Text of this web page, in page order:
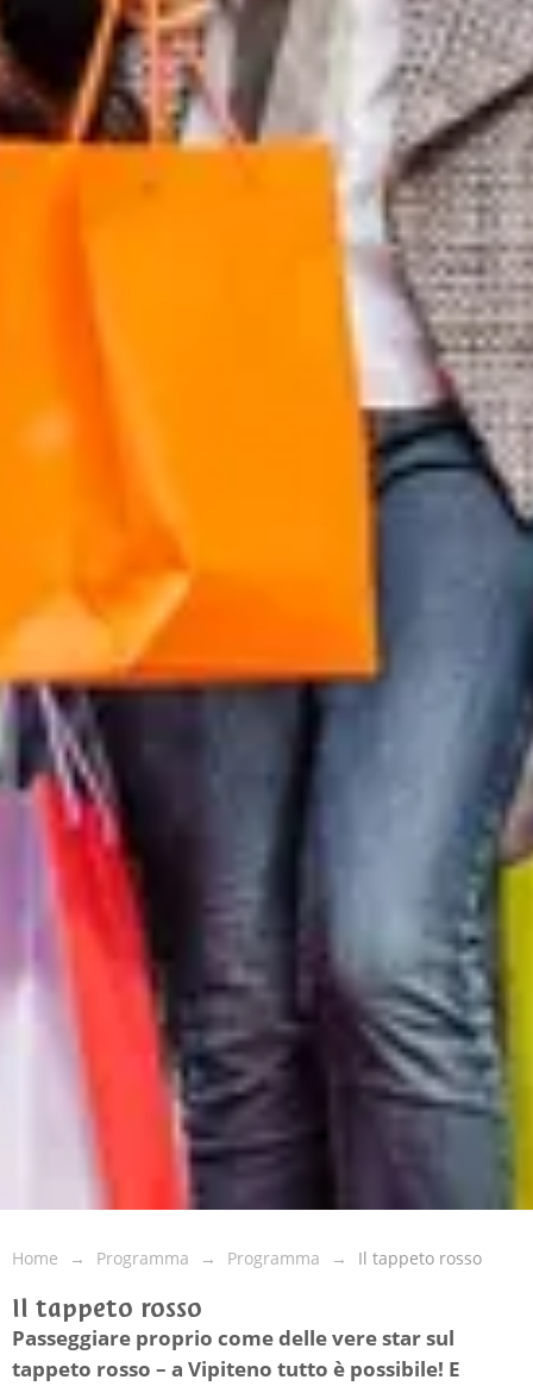
Home Programma Programma Il tappeto rosso
Il tappeto rosso
Passeggiare proprio come delle vere star sul
tappeto rosso – a Vipiteno tutto è possibile! E